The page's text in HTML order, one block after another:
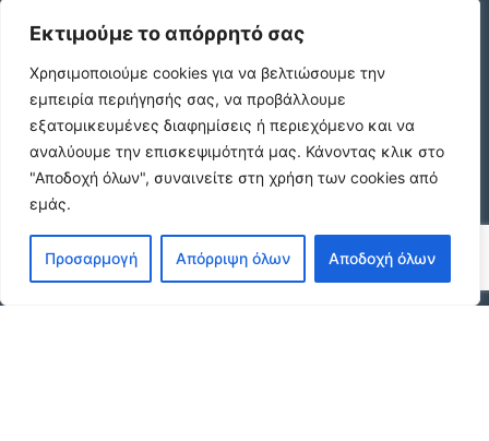
Εκτιμούμε το απόρρητό σας
Χρησιμοποιούμε cookies για να βελτιώσουμε την
εμπειρία περιήγησής σας, να προβάλλουμε
εξατομικευμένες διαφημίσεις ή περιεχόμενο και να
αναλύουμε την επισκεψιμότητά μας. Κάνοντας κλικ στο
"Αποδοχή όλων", συναινείτε στη χρήση των cookies από
εμάς.
Προσαρμογή Απόρριψη όλων Αποδοχή όλων
ΕΝΟΙΚΙΑΣΗ ΔΙΑΜΕΡΙΣΜΑΤΟΣ ΧΑΡΙΛΑΟΥ
ΘΕΣΣΑΛΟΝΙΚΗ